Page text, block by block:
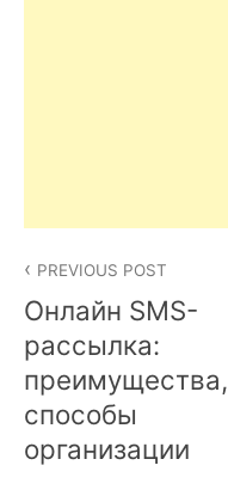
navigation
PREVIOUS POST
Онлайн SMS-
рассылка:
преимущества,
способы
организации